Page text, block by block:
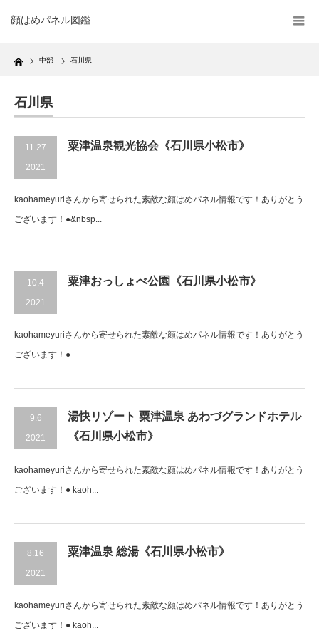
顔はめパネル図鑑
Home 中部 石川県
石川県
11.27
2021
粟津温泉観光協会《石川県小松市》
kaohameyuriさんから寄せられた素敵な顔はめパネル情報です！ありがとう
ございます！●&nbsp...
10.4
2021
粟津おっしょべ公園《石川県小松市》
kaohameyuriさんから寄せられた素敵な顔はめパネル情報です！ありがとう
ございます！● ...
9.6
2021
湯快リゾート 粟津温泉 あわづグランドホテル
《石川県小松市》
kaohameyuriさんから寄せられた素敵な顔はめパネル情報です！ありがとう
ございます！● kaoh...
8.16
2021
粟津温泉 総湯《石川県小松市》
kaohameyuriさんから寄せられた素敵な顔はめパネル情報です！ありがとう
ございます！● kaoh...